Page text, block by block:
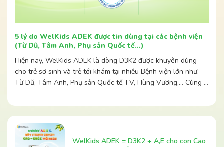
5 lý do WelKids ADEK được tin dùng tại các bệnh viện
(Từ Dũ, Tâm Anh, Phụ sản Quốc tế…)
Hiện nay, WelKids ADEK là dòng D3K2 được khuyên dùng
cho trẻ sơ sinh và trẻ tới khám tại nhiều Bệnh viện lớn như:
Từ Dũ, Tâm Anh, Phụ sản Quốc tế, FV, Hùng Vương,… Cùng …
WelKids ADEK = D3K2 + A,E cho con Cao